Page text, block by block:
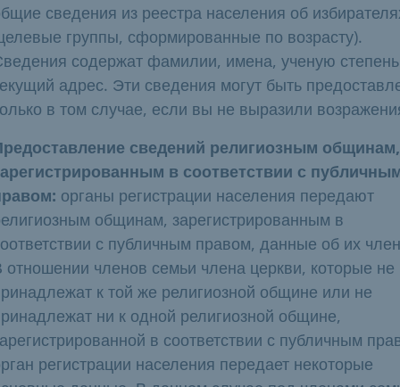
сведения из реестра населения об
группы, сформированные по возрасту).
содержат фамилии, имена, ученую
адрес. Эти сведения могут быть
в том случае, если вы не выразили
сведений религиозным общинам,
в соответствии с
органы регистрации населения передают
общинам, зарегистрированным в
с публичным правом, данные об их
отношении членов семьи члена церкви, которые не
к той же религиозной общине или не
ни к одной религиозной общине,
в соответствии с публичным
регистрации населения передает некоторые